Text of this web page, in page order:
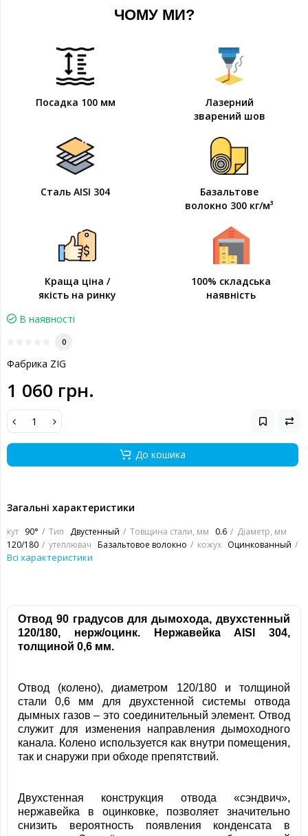
ЧОМУ МИ?
Посадка 100 мм
Лазерний
зварений шов
Сталь AISI 304
Базальтове
волокно 300 кг/м³
Краща ціна /
якість на ринку
100% складська
наявність
В наявності
0
Фабрика ZIG
1 060 грн.
До кошика
Загальні характеристики
кут 90° Тип Двустенный Товщина стали, мм 0.6
Діаметр, мм
120/180
утеплювач Базальтовое волокно кожух Оцинкованный
Всі характеристики
Отвод 90 градусов для дымохода, двухстенный
120/180, нерж/оцинк. НержавейкаAISI 304,
толщиной 0,6 мм.
Отвод (колено), диаметром 120/180 и толщиной
стали 0,6 мм для двухстенной системы отвода
дымных газов – это соединительный элемент. Отвод
служит для изменения направления дымоходного
канала. Колено используется как внутри помещения,
так и снаружи при обходе препятствий.
Двухстенная конструкция отвода «сэндвич»,
нержавейка в оцинковке, позволяет значительно
снизить вероятность появления конденсата в